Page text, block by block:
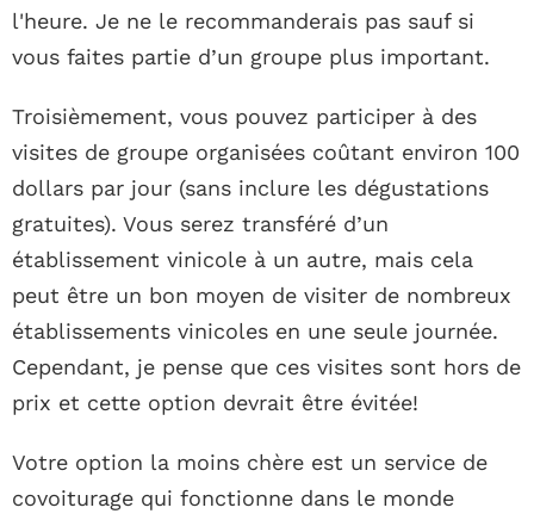
l'heure. Je ne le recommanderais pas sauf si
vous faites partie d’un groupe plus important.
Troisièmement, vous pouvez participer à des
visites de groupe organisées coûtant environ 100
dollars par jour (sans inclure les dégustations
gratuites). Vous serez transféré d’un
établissement vinicole à un autre, mais cela
peut être un bon moyen de visiter de nombreux
établissements vinicoles en une seule journée.
Cependant, je pense que ces visites sont hors de
prix et cette option devrait être évitée!
Votre option la moins chère est un service de
covoiturage qui fonctionne dans le monde